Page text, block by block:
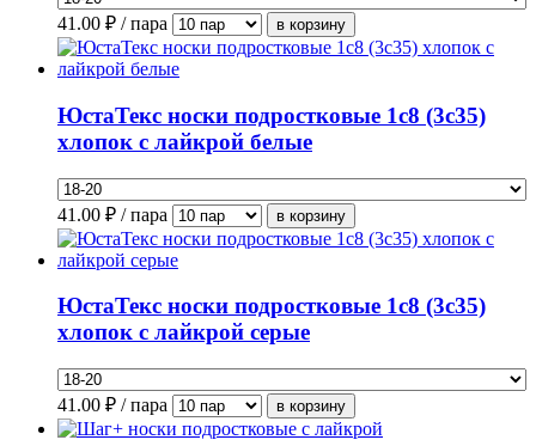
41.00 ₽ / пара
ЮстаТекс носки подростковые 1с8 (3с35)
хлопок с лайкрой белые
41.00 ₽ / пара
ЮстаТекс носки подростковые 1с8 (3с35)
хлопок с лайкрой серые
41.00 ₽ / пара